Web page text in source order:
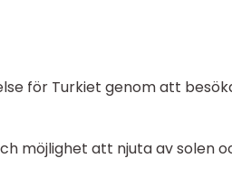
för Turkiet genom att
möjlighet att njuta av solen